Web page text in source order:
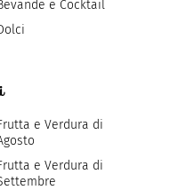
e Cocktail
e Verdura di
e Verdura di